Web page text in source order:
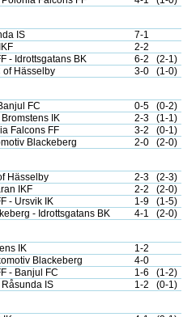
IS
7-1
2-2
- Idrottsgatans BK 6-2
(2-1)
of Hässelby 3-0 (1-0)
FC 0-5
(0-2)
IK 2-3
(1-1)
Falcons FF 3-2
(0-1)
Blackeberg 2-0 (2-0)
Hässelby 2-3
(2-3)
IKF 2-2
(2-0)
- Ursvik IK 1-9
(1-5)
- Idrottsgatans BK 4-1 (2-0)
IK
1-2
Blackeberg
4-0
- Banjul FC 1-6
(1-2)
Råsunda IS 1-2 (0-1)